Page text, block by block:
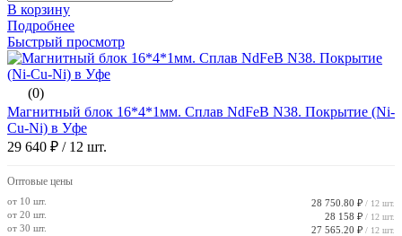
В корзину
Подробнее
Быстрый просмотр
(0)
Магнитный блок 16*4*1мм. Сплав NdFeB N38. Покрытие (Ni-
Cu-Ni) в Уфе
29 640 ₽ / 12 шт.
Оптовые цены
от 10 шт. 28 750.80 ₽ / 12 шт.
от 20 шт. 28 158 ₽ / 12 шт.
от 30 шт. 27 565.20 ₽ / 12 шт.